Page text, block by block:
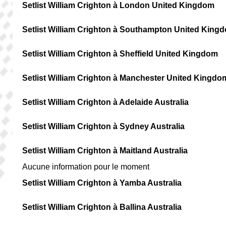
Setlist William Crighton à London United Kingdom
Setlist William Crighton à Southampton United
Setlist William Crighton à Sheffield United Kingdom
Setlist William Crighton à Manchester United
Setlist William Crighton à Adelaide Australia
Setlist William Crighton à Sydney Australia
Setlist William Crighton à Maitland Australia
Aucune information pour le moment
Setlist William Crighton à Yamba Australia
Setlist William Crighton à Ballina Australia